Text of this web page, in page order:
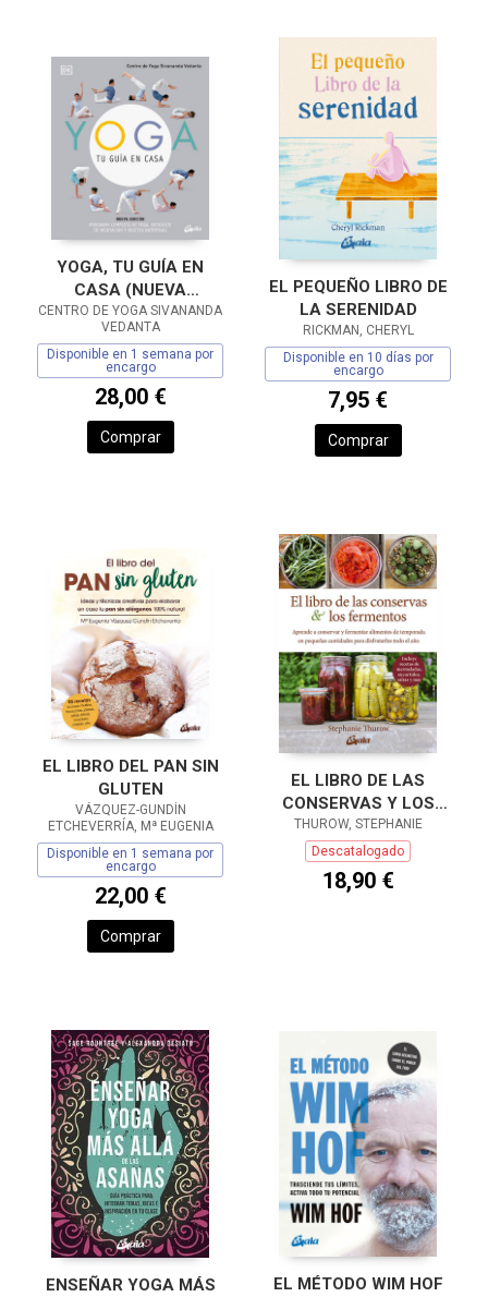
YOGA, TU GUÍA EN
CASA (NUEVA
EDICIÓN)
CENTRO DE YOGA SIVANANDA
VEDANTA
Disponible en 1 semana por
encargo
28,00 €
Comprar
EL PEQUEÑO LIBRO DE
LA SERENIDAD
RICKMAN, CHERYL
Disponible en 10 días por
encargo
7,95 €
Comprar
EL LIBRO DEL PAN SIN
GLUTEN
VÁZQUEZ-GUNDÍN
ETCHEVERRÍA, Mª EUGENIA
Disponible en 1 semana por
encargo
22,00 €
Comprar
EL LIBRO DE LAS
CONSERVAS Y LOS
FERMENTOS
THUROW, STEPHANIE
Descatalogado
18,90 €
ENSEÑAR YOGA MÁS
EL MÉTODO WIM HOF